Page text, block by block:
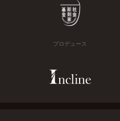
プロデュース